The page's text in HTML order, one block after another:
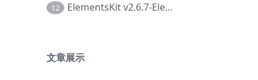
12 ElementsKit v2.6.7-Elementor插件【Ab-0162】
文章展示